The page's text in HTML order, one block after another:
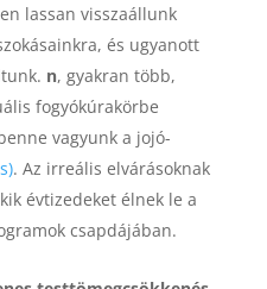
lassan visszaállunk
és ugyanott
n, gyakran több,
fogyókúrakörbe
vagyunk a jojó-
. Az irreális elvárásoknak
évtizedeket élnek le a
csapdájában.